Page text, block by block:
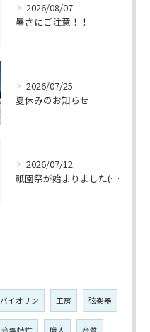
2026/08/07
暑さにご注意！！
2026/07/25
夏休みのお知らせ
2026/07/12
祇園祭が始まりました(^^♪
バイオリン 工房 弦楽器